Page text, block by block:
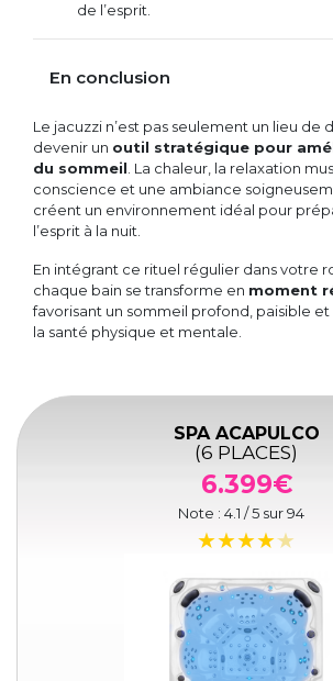
de l’esprit.
En conclusion
Le jacuzzi n’est pas seulement un lieu de
devenir un outil stratégique pour
du sommeil . La chaleur, la relaxation
conscience et une ambiance
créent un environnement idéal pour
l’esprit à la nuit.
En intégrant ce rituel régulier dans votre
chaque bain se transforme en moment
favorisant un sommeil profond, paisible
la santé physique et mentale.
SPA ACAPULCO
(6 PLACES)
6.399€
Note : 4.1 / 5 sur94